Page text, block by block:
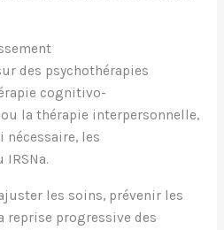
des psychothérapies
cognitivo-
la thérapie interpersonnelle,
nécessaire, les
IRSNa.
les soins, prévenir les
reprise progressive des